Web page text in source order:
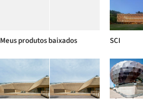
Meus produtos baixados SCI